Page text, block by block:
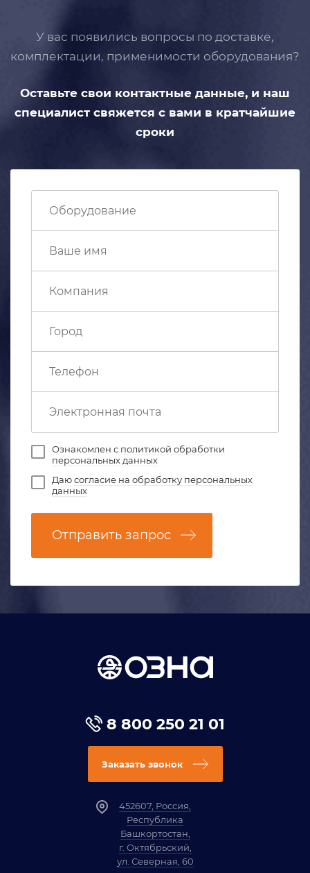
У вас появились вопросы по доставке,
комплектации, применимости оборудования?
Оставьте свои контактные данные, и наш
специалист свяжется с вами в кратчайшие
сроки
Ознакомлен с политикой обработки
персональных данных
Даюсогласие на обработку персональных
данных
Отправить запрос
8 800 250 21 01
Заказать звонок
452607, Россия,
Республика
Башкортостан,
г. Октябрьский,
ул. Северная, 60